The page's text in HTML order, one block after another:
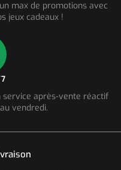
max de promotions avec
jeux cadeaux !
service après-vente réactif
vendredi.